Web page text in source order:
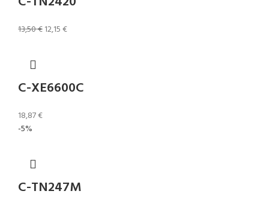
13,50€12,15€
C-XE6600C
18,87€
-5%
C-TN247M